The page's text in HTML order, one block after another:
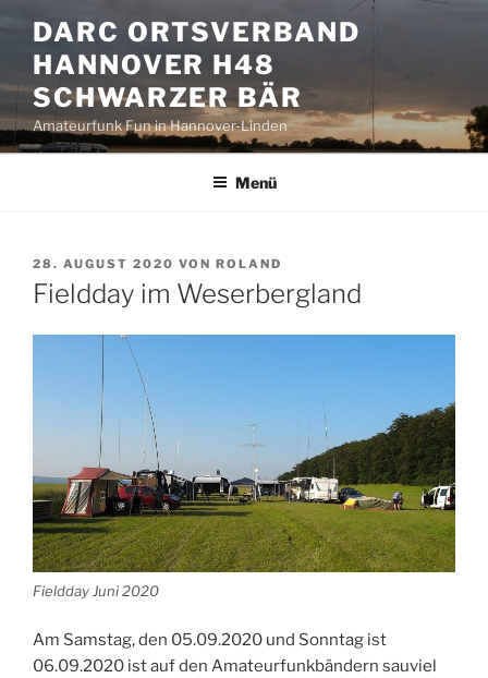
Inhalt
springen
DARC ORTSVERBAND
HANNOVER H48
SCHWARZER BÄR
Amateurfunk Fun in Hannover-Linden
Menü
VERÖFFENTLICHT
AM
28. AUGUST 2020 VON ROLAND
Fieldday im Weserbergland
Fieldday Juni 2020
Am Samstag, den 05.09.2020 und Sonntag ist
06.09.2020 ist auf den Amateurfunkbändern sauviel